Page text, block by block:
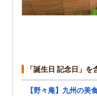
「誕生日 記念日」
【野々庵】九州の美